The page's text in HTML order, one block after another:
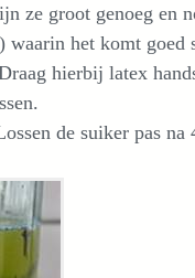
groot genoeg en
het komt goed
hierbij latex
de suiker pas na